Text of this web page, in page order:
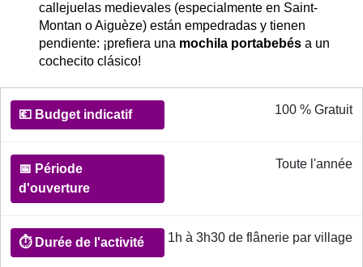
callejuelas medievales (especialmente en Saint-
Montan o Aiguèze) están empedradas y tienen
pendiente: ¡prefiera una mochila portabebés a un
cochecito clásico!
Informations pratiques pour les Villages de Caractère
💶
indicatif
Période
d'ouverture
100 % Gratuit
Toute l'année
1h à 3h30 de flânerie par village